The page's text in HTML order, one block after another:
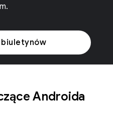
Androida